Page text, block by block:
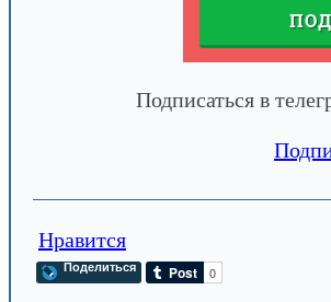
Подписаться в
Нравится
Поделиться